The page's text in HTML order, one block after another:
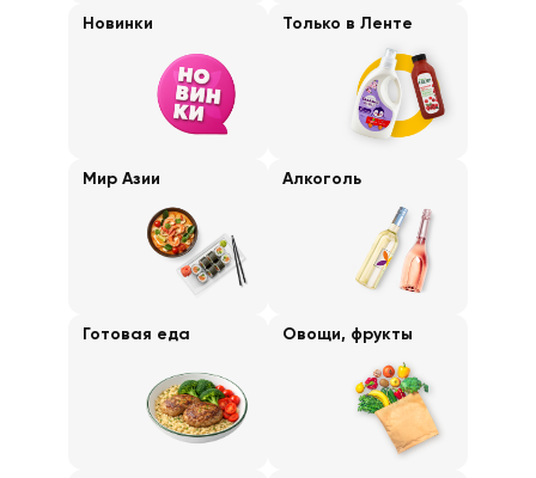
Новинки Только в Ленте
Мир Азии Алкоголь
Готовая еда Овощи, фрукты